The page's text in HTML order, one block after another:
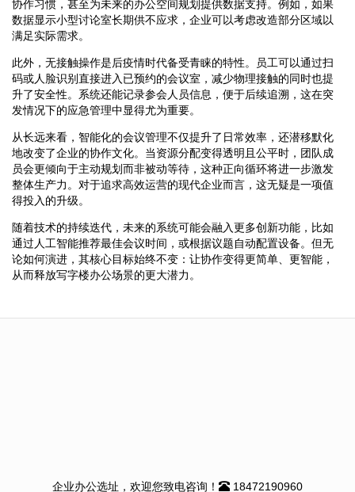
协作习惯，甚至为未来的办公空间规划提供数据支持。例如，如果
数据显示小型讨论室长期供不应求，企业可以考虑改造部分区域以
满足实际需求。
此外，无接触操作是后疫情时代备受青睐的特性。员工可以通过扫
码或人脸识别直接进入已预约的会议室，减少物理接触的同时也提
升了安全性。系统还能记录参会人员信息，便于后续追溯，这在突
发情况下的应急管理中显得尤为重要。
从长远来看，智能化的会议管理不仅提升了日常效率，还潜移默化
地改变了企业的协作文化。当资源分配变得透明且公平时，团队成
员会更倾向于主动规划而非被动等待，这种正向循环将进一步激发
整体生产力。对于追求高效运营的现代企业而言，这无疑是一项值
得投入的升级。
随着技术的持续迭代，未来的系统可能会融入更多创新功能，比如
通过人工智能推荐最佳会议时间，或根据议题自动配置设备。但无
论如何演进，其核心目标始终不变：让协作变得更简单、更智能，
从而释放写字楼办公场景的更大潜力。
企业办公选址，欢迎您致电咨询！ 18472190960